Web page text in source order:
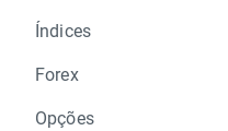
Índices
Forex
Opções